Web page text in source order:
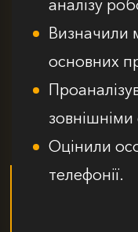
аналізу
Визначили
основних
Оцінили
телефонії.